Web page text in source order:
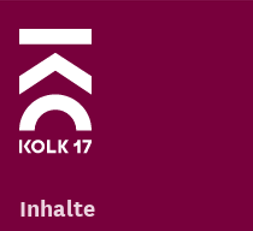
Inhalte